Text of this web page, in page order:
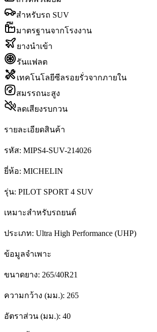
สำหรับรถ SUV
มาตรฐานจากโรงงาน
ยางนำเข้า
รันแฟลต
เทคโนโลยีซีลรอยรั่วจากภายใน
สมรรถนะสูง
ลดเสียงรบกวน
รายละเอียดสินค้า
รหัส: MIPS4-SUV-214026
ยี่ห้อ: MICHELIN
รุ่น: PILOT SPORT 4 SUV
เหมาะสำหรับรถยนต์
ประเภท: Ultra High Performance (UHP)
ข้อมูลจำเพาะ
ขนาดยาง: 265/40R21
ความกว้าง (มม.): 265
อัตราส่วน (มม.): 40